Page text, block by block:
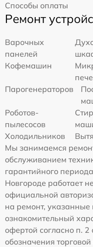
Способы оплаты
Ремонт
Варочных
панелей
Кофемашин
Парогенераторов
Роботов-
пылесосов
Холодильников
Мы занимаемся
обслуживанием
гарантийного
Новгороде работает
официальной
на ремонт, указанные
ознакомительный
офертой согласно п.
обозначения